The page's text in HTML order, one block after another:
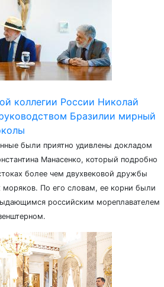
коллегии России Николай
Бразилии мирный
были приятно удивлены докладом
Манасенко, который подробно
более чем двухвековой дружбы
моряков. По его словам, ее корни были
российским мореплавателем